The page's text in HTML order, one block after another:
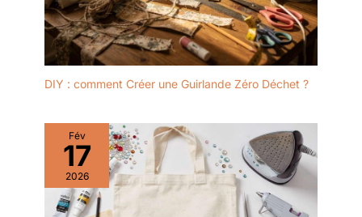
quotidien.
protection anti-goutte
RÉPARABILITÉ 15ANS AU
JUSTE PRIX:
engagement de
réparabilité 15ans au
6200réparateurs dans le
monde, pour contribuer
à la protection de
l’environnement et à la
réduction des déchets
DIY : comment Créer une Guirlande Zéro Déchet ?
Fév
17
2026